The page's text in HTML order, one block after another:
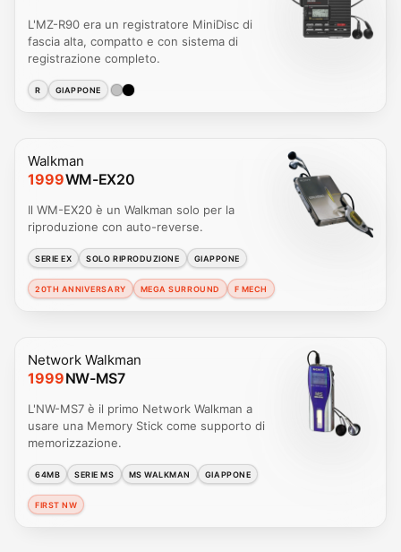
L'MZ-R90 era un registratore MiniDisc di
fascia alta, compatto e con sistema di
registrazione completo.
R GIAPPONE
Walkman
1999WM-EX20
Il WM-EX20 è un Walkman solo per la
riproduzione con auto-reverse.
SERIE EX SOLO RIPRODUZIONE GIAPPONE
20TH ANNIVERSARY MEGA SURROUND F MECH
Network Walkman
1999NW-MS7
L'NW-MS7 è il primo Network Walkman a
usare una Memory Stick come supporto di
memorizzazione.
64MB SERIE MS MS WALKMAN GIAPPONE
FIRST NW